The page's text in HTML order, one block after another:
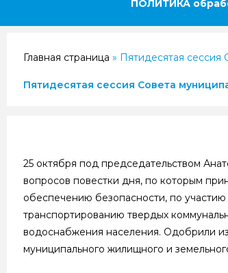
ПОЛИТИКА
Главная страница » Пятидесятая сессия
Пятидесятая сессия Совета
25 октября под председательством
вопросов повестки дня, по которым
обеспечению безопасности, по
транспортированию твердых
водоснабжения населения. Одобрили
муниципального жилищного и